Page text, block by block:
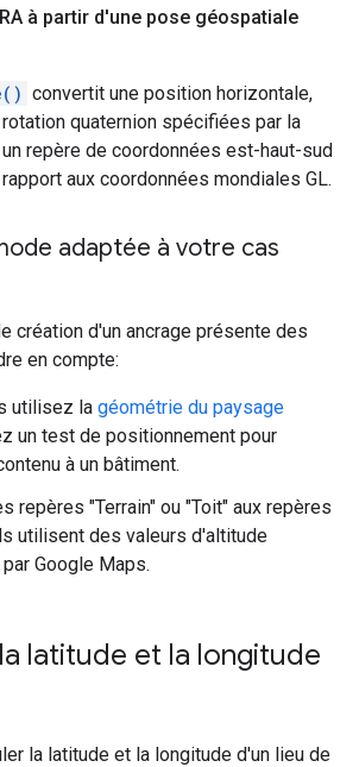
à partir d'une pose géospatiale
convertit une position horizontale,
quaternion spécifiées par la
repère de coordonnées est-haut-sud
aux coordonnées mondiales GL.
adaptée à votre cas
création d'un ancrage présente des
en compte:
utilisez la géométrie du paysage
un test de positionnement pour
à un bâtiment.
repères "Terrain" ou "Toit" aux repères
utilisent des valeurs d'altitude
Google Maps.
latitude et la longitude
la latitude et la longitude d'un lieu de